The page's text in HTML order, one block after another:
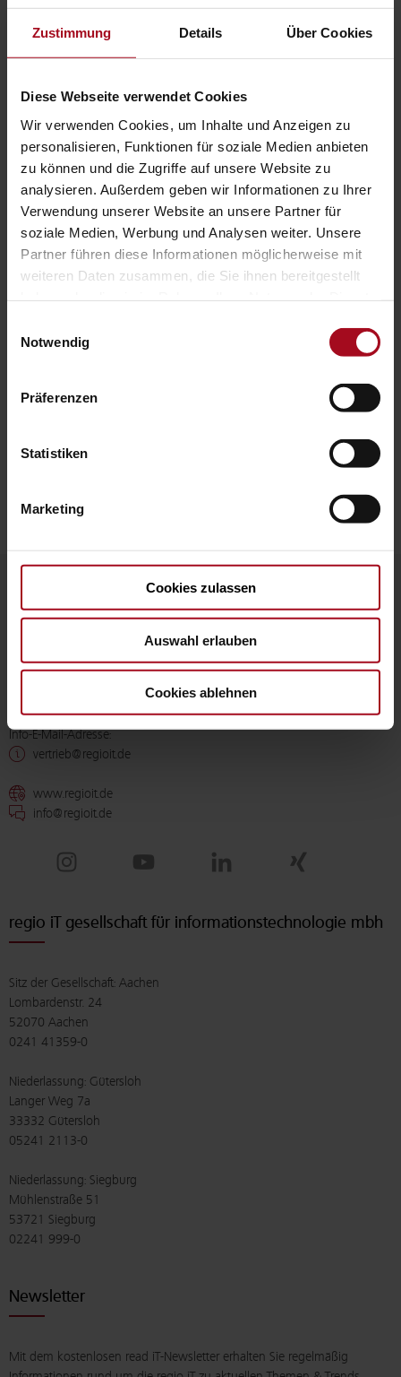
Zustimmung Details Über Cookies
Diese Webseite verwendet Cookies
Wir verwenden Cookies, um Inhalte und Anzeigen zu
personalisieren, Funktionen für soziale Medien anbieten
zu können und die Zugriffe auf unsere Website zu
analysieren. Außerdem geben wir Informationen zu Ihrer
Verwendung unserer Website an unsere Partner für
soziale Medien, Werbung und Analysen weiter. Unsere
Partner führen diese Informationen möglicherweise mit
weiteren Daten zusammen, die Sie ihnen bereitgestellt
Cookies, wenn Sie unsere Webseite weiterhin nutzen.
Notwendig
Präferenzen
Statistiken
Marketing
Cookies zulassen
Auswahl erlauben
Cookies ablehnen
Energiemanagement (Kaufmännische Sicht)
Liegenschaftskatastermanagement
Erfahrene Projektleitung
Langjähriges kommunales Prozess-Knowhow
Fachliche UND technische Betreuung für alle Produkte
Sicherer Produktivstart
Altdatenübernahme
KONTAKTIEREN SIE UNS NOCH HEUTE FÜR EINE
INDIVIDUELLE BERATUNG!
E-Mail:
Kontakt
Info-E-Mail-Adresse:
vertrieb@regioit.de
www.regioit.de
info@regioit.de
regio iT gesellschaft für informationstechnologie mbh
Sitz der Gesellschaft: Aachen
Lombardenstr. 24
52070 Aachen
0241 41359-0
Niederlassung: Gütersloh
Langer Weg 7a
33332 Gütersloh
05241 2113-0
Niederlassung: Siegburg
Mühlenstraße 51
53721 Siegburg
02241 999-0
Newsletter
Mit dem kostenlosen read iT-Newsletter erhalten Sie regelmäßig